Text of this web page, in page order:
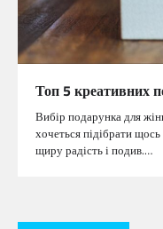
Топ 5 креативних
Вибір подарунка для
хочеться підібрати
щиру радість і подив.…